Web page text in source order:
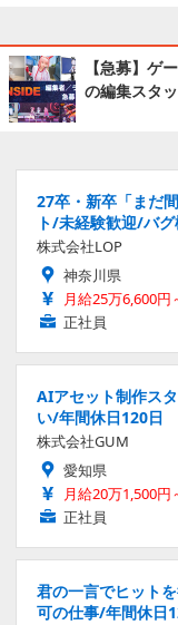
【急募】ゲ
の編集スタ
27卒・新卒「まだ
ト/未経験歓迎/バグ
株式会社LOP
神奈川県
月給25万6,600円
正社員
AIアセット制作ス
い/年間休日120日
株式会社GUM
愛知県
月給20万1,500円
正社員
君の一言でヒット
可の仕事/年間休日